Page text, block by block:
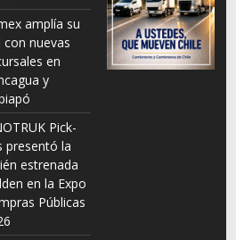
amplía su
con nuevas
en
y
Pick-
presentó la
estrenada
en la Expo
Públicas